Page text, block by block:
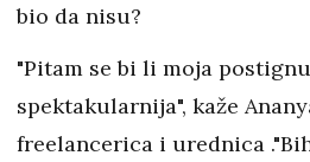
bio da nisu?
"Pitam se bi li moja
spektakularnija", kaže
freelancerica i urednica